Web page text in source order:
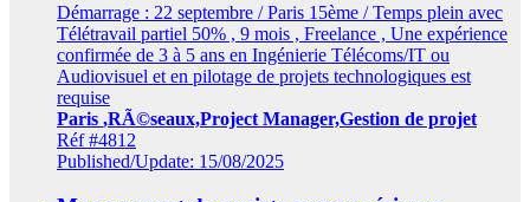
Démarrage : 22 septembre / Paris 15ème / Temps plein avec
Télétravail partiel 50% , 9 mois , Freelance , Une expérience
confirmée de 3 à 5 ans en Ingénierie Télécoms/IT ou
Audiovisuel et en pilotage de projets technologiques est
requise
Paris ,RÃ©seaux,Project Manager,Gestion de projet
Réf #4812
Published/Update: 15/08/2025